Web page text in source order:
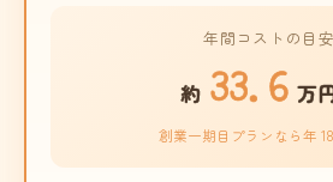
年間コストの目安
約 33.6 万
創業一期目プランなら年